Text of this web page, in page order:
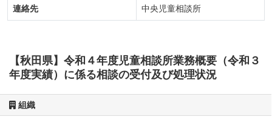
【秋田県】令和４年度児童相談所業務概要（令和３
年度実績）に係る相談の受付及び処理状況
組織
連絡先 中央児童相談所